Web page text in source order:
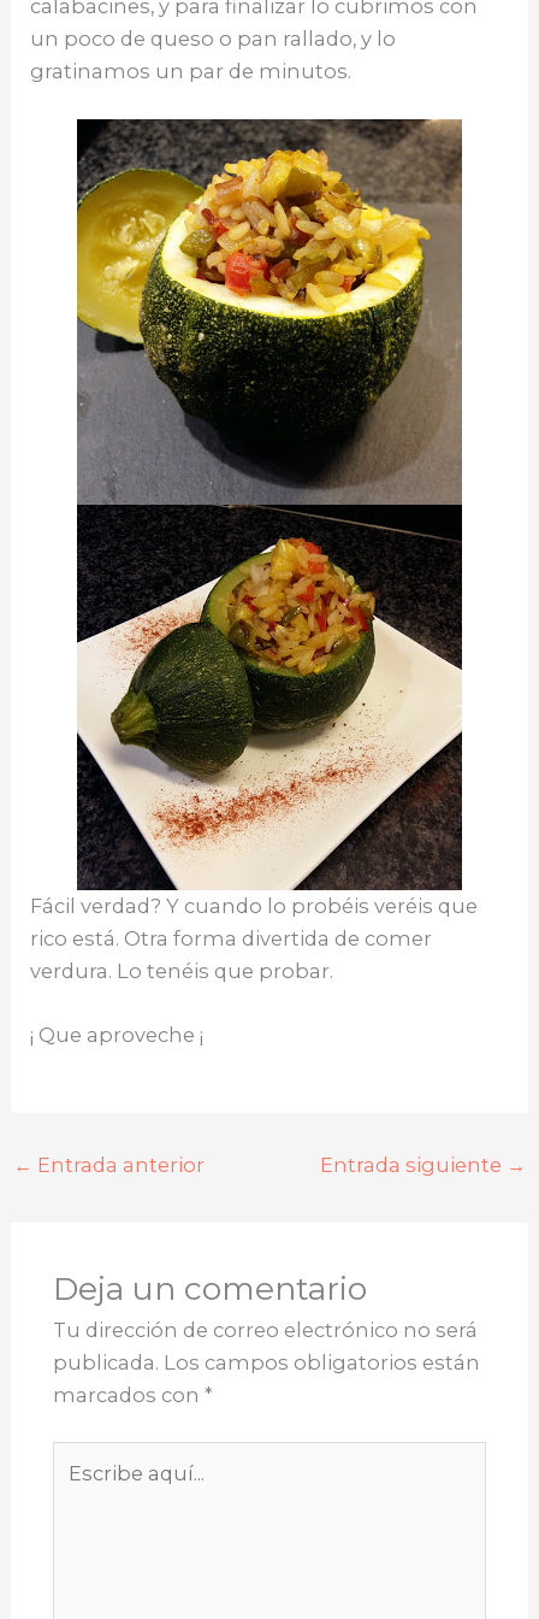
calabacines, y para finalizar lo cubrimos con
un poco de queso o pan rallado, y lo
gratinamos un par de minutos.
Fácil verdad? Y cuando lo probéis veréis que
rico está. Otra forma divertida de comer
verdura. Lo tenéis que probar.
¡ Que aproveche ¡
← Entrada anterior Entrada siguiente →
Deja un comentario
Tu dirección de correo electrónico no será
publicada. Los campos obligatorios están
marcados con *
aquí...